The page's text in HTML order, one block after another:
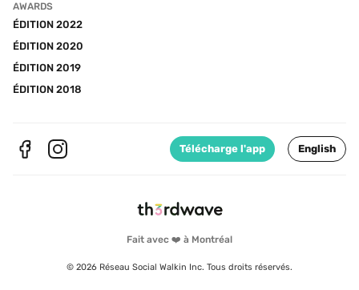
Fait avec ❤️ à Montréal
© 2026 Réseau Social Walkin Inc. Tous droits réservés.
AWARDS
ÉDITION 2022
ÉDITION 2020
ÉDITION 2019
ÉDITION 2018
Télécharge l'app English